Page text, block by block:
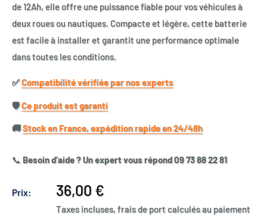
de 12Ah, elle offre une puissance fiable pour vos véhicules à
deux roues ou nautiques. Compacte et légère, cette batterie
est facile à installer et garantit une performance optimale
dans toutes les conditions.
✅​Compatibilité vérifiée par nos experts
🛡️​Ce produit est garanti
🚚​Stock en France, expédition rapide en 24/48h
📞 Besoin d’aide ? Un expert vous répond 09 73 88 22 81
Prix:
Prix
réduit
36,00 €
Taxes incluses, frais de port calculés au paiement